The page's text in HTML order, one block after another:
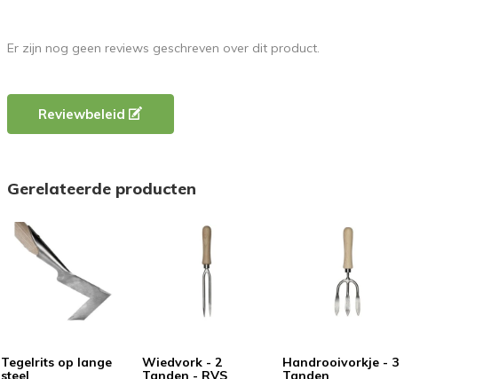
Er zijn nog geen reviews geschreven over dit product.
Reviewbeleid
Gerelateerde producten
Tegelrits op lange
steel
Wiedvork - 2
Tanden - RVS
Handrooivorkje - 3
Tanden